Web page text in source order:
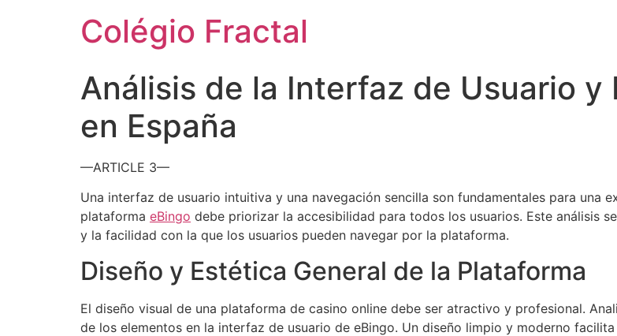
Colégio Fractal
Análisis de la Interfaz de Usuario y
en España
—ARTICLE 3—
Una interfaz de usuario intuitiva y una navegación sencilla son fundamentales para una
plataforma eBingo debe priorizar la accesibilidad para todos los usuarios. Este análisis
y la facilidad con la que los usuarios pueden navegar por la plataforma.
Diseño y Estética General de la Plataforma
El diseño visual de una plataforma de casino online debe ser atractivo y profesional.
de los elementos en la interfaz de usuario de eBingo. Un diseño limpio y moderno